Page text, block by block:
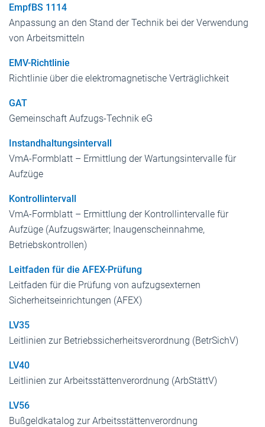
EmpfBS 1114
Anpassung an den Stand der Technik bei der Verwendung
von Arbeitsmitteln
EMV-Richtlinie
Richtlinie über die elektromagnetische Verträglichkeit
GAT
Gemeinschaft Aufzugs-Technik eG
Instandhaltungsintervall
VmA-Formblatt – Ermittlung der Wartungsintervalle für
Aufzüge
Kontrollintervall
VmA-Formblatt – Ermittlung der Kontrollintervalle für
Aufzüge (Aufzugswärter; Inaugenscheinnahme,
Betriebskontrollen)
Leitfaden für die AFEX-Prüfung
Leitfaden für die Prüfung von aufzugsexternen
Sicherheitseinrichtungen (AFEX)
LV35
Leitlinien zur Betriebssicherheitsverordnung (BetrSichV)
LV40
Leitlinien zur Arbeitsstättenverordnung (ArbStättV)
LV56
Bußgeldkatalog zur Arbeitsstättenverordnung